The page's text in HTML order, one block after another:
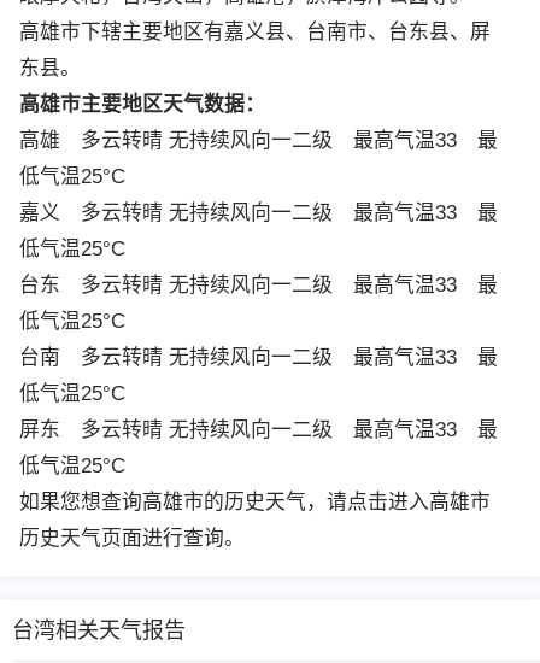
高雄市下辖主要地区有嘉义县、台南市、台东县、屏
东县。
高雄市主要地区天气数据：
高雄 多云转晴 无持续风向一二级 最高气温33 最
低气温25°C
嘉义 多云转晴 无持续风向一二级 最高气温33 最
低气温25°C
台东 多云转晴 无持续风向一二级 最高气温33 最
低气温25°C
台南 多云转晴 无持续风向一二级 最高气温33 最
低气温25°C
屏东 多云转晴 无持续风向一二级 最高气温33 最
低气温25°C
如果您想查询高雄市的历史天气，请点击进入高雄市
历史天气页面进行查询。
台湾相关天气报告